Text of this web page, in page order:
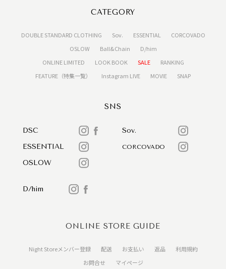
CATEGORY
DOUBLE STANDARD CLOTHING Sov. ESSENTIAL
CORCOVADO
OSLOW
Ball&Chain
D/him
ONLINE LIMITED
LOOK BOOK SALE
RANKING
FEATURE（特集一覧）
Instagram LIVE MOVIE SNAP
SNS
DSC
Sov.
ESSENTIAL
CORCOVADO
OSLOW
D/him
ONLINE STORE GUIDE
Night Storeメンバー登録 配送 お支払い 返品
利用規約
お問合せ
マイページ